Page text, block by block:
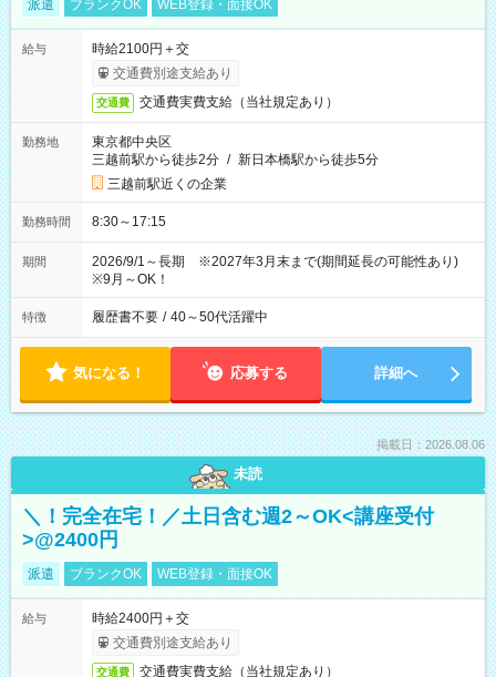
派遣 ブランクOK WEB登録・面接OK
給与
時給2100円＋交
交通費別途支給あり
交通費 交通費実費支給（当社規定あり）
勤務地
東京都中央区
三越前駅から徒歩2分 / 新日本橋駅から徒歩5分
三越前駅近くの企業
勤務時間 8:30～17:15
期間
2026/9/1～長期 ※2027年3月末まで(期間延長の可能性あり)
※9月～OK！
特徴 履歴書不要 / 40～50代活躍中
気になる！ 応募する 詳細へ
掲載日：2026.08.06
未読
＼！完全在宅！／土日含む週2～OK<講座受付
>@2400円
派遣 ブランクOK WEB登録・面接OK
給与
時給2400円＋交
交通費別途支給あり
交通費 交通費実費支給（当社規定あり）